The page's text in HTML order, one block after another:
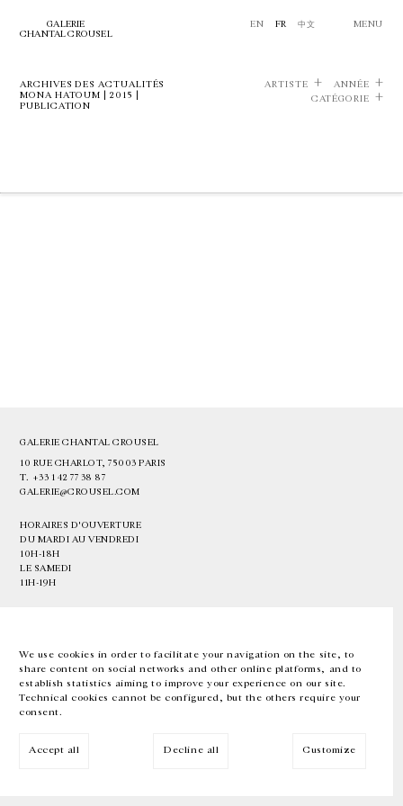
We use cookies in order to facilitate your navigation on the site, to
share content on social networks and other online platforms, and to
establish statistics aiming to improve your experience on our site.
Technical cookies cannot be configured, but the others require your
consent.
Accept all Decline all Customize
GALERIE
CHANTAL CROUSEL
EN FR 中文 MENU
ARCHIVES DES ACTUALITÉS
MONA HATOUM | 2015 |
PUBLICATION
ARTISTE
ANNÉE
CATÉGORIE
GALERIE CHANTAL CROUSEL
10 RUE CHARLOT, 75003 PARIS
T. +33 1 42 77 38 87
GALERIE@CROUSEL.COM
HORAIRES D'OUVERTURE
DU MARDI AU VENDREDI
10H-18H
LE SAMEDI
11H-19H
EN FR 中文 Facebook Instagram
Inscrivez-vous à notre newsletter